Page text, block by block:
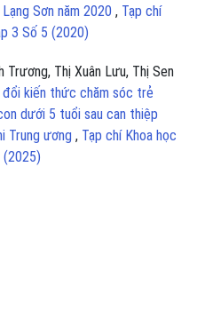
Sơn năm 2020 , Tạp chí
3 Số 5 (2020)
Trương, Thị Xuân Lưu, Thị Sen
đổi kiến thức chăm sóc trẻ
dưới 5 tuổi sau can thiệp
Trung ương , Tạp chí Khoa học
(2025)